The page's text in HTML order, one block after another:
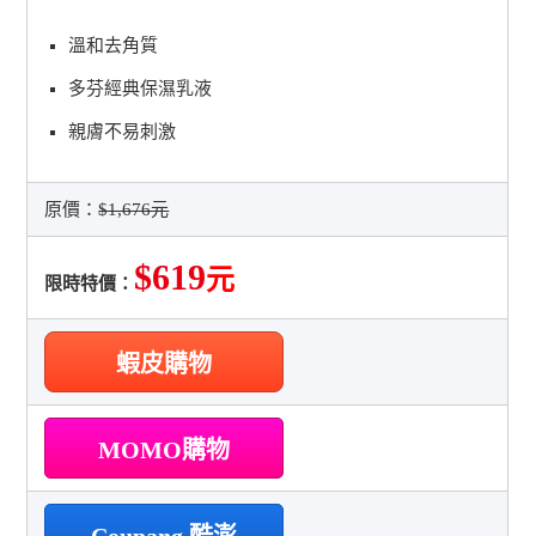
溫和去角質
多芬經典保濕乳液
親膚不易刺激
原價：$1,676元
限時特價： $619元
蝦皮購物
MOMO購物